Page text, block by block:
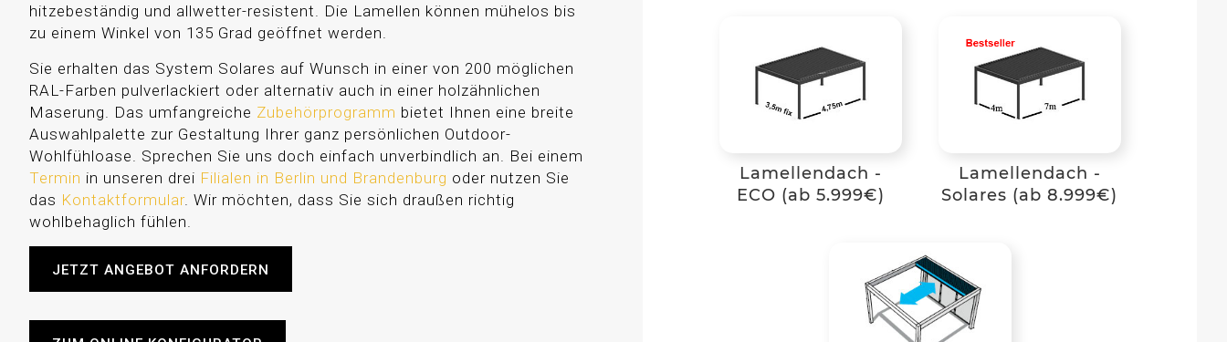
hitzebeständig und allwetter-resistent. Die Lamellen können mühelos bis
zu einem Winkel von 135 Grad geöffnet werden.
Sie erhalten das System Solares auf Wunsch in einer von 200 möglichen
RAL-Farben pulverlackiert oder alternativ auch in einer holzähnlichen
Maserung. Das umfangreiche Zubehörprogramm bietet Ihnen eine breite
Auswahlpalette zur Gestaltung Ihrer ganz persönlichen Outdoor-
Wohlfühloase. Sprechen Sie uns doch einfach unverbindlich an. Bei einem
Termin in unseren drei Filialen in Berlin und Brandenburg oder nutzen Sie
das Kontaktformular. Wir möchten, dass Sie sich draußen richtig
wohlbehaglich fühlen.
JETZT ANGEBOT ANFORDERN
Lamellendach -
ECO (ab 5.999€)
Lamellendach -
Solares (ab 8.999€)